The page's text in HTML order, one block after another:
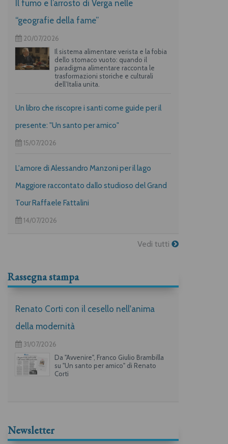
Il fumo e l’arrosto di Verga nelle
“geografie della fame”
20/07/2026
Il sistema alimentare verista e la fobia
dello stomaco vuoto: quando il
paradigma alimentare racconta le
trasformazioni storiche e culturali
dell’Italia unita.
Un libro che riscopre i santi come guide per il
presente: "Un santo per amico"
15/07/2026
L'amore di Alessandro Manzoni per il lago
Maggiore raccontato dallo studioso del Grand
Tour Raffaele Fattalini
14/07/2026
Vedi tutti
Rassegna stampa
Renato Corti con il cesello nell'anima
della modernità
31/07/2026
Da "Avvenire", Franco Giulio Brambilla
su "Un santo per amico" di Renato
Corti
Newsletter